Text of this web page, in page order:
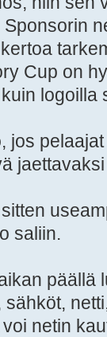
Cup on
logoilla
jos
saliin.
päällä
netin